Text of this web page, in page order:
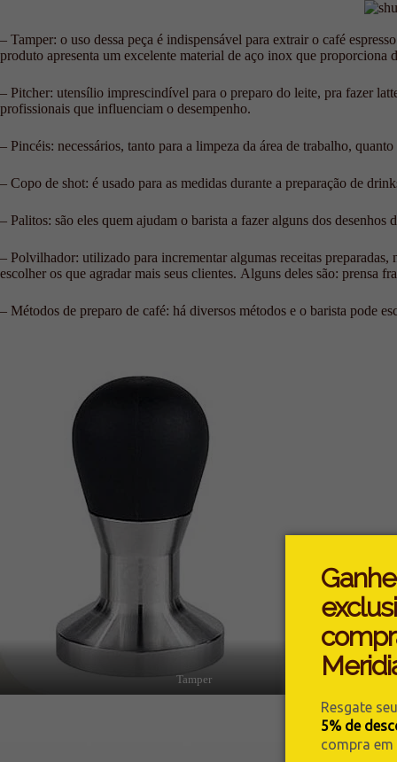
Resgate
5% de
compra
– Tamper: o uso dessa peça é indispensável para extrair o café
produto apresenta um excelente material de aço inox que proporciona
– Pitcher: utensílio imprescindível para o preparo do leite, pra fazer
profissionais que influenciam o desempenho.
– Pincéis: necessários, tanto para a limpeza da área de trabalho,
– Copo de shot: é usado para as medidas durante a preparação de
– Palitos: são eles quem ajudam o barista a fazer alguns dos desenhos
– Polvilhador: utilizado para incrementar algumas receitas
escolher os que agradar mais seus clientes. Alguns deles são: prensa
– Métodos de preparo de café: há diversos métodos e o barista pode
Tamper